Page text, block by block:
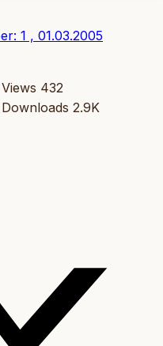
1 , 01.03.2005
432
2.9K